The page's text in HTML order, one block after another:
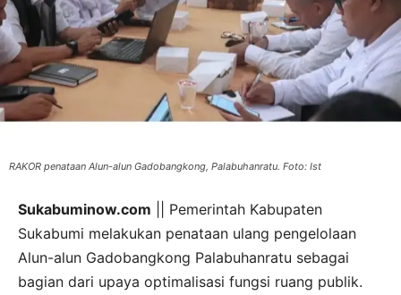
RAKOR penataan Alun-alun Gadobangkong, Palabuhanratu. Foto: Ist
Sukabuminow.com || Pemerintah Kabupaten
Sukabumi melakukan penataan ulang pengelolaan
Alun-alun Gadobangkong Palabuhanratu sebagai
bagian dari upaya optimalisasi fungsi ruang publik.